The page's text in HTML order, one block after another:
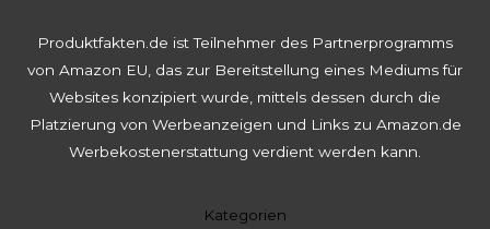
Produktfakten.de ist Teilnehmer des Partnerprogramms
von Amazon EU, das zur Bereitstellung eines Mediums für
Websites konzipiert wurde, mittels dessen durch die
Platzierung von Werbeanzeigen und Links zu Amazon.de
Werbekostenerstattung verdient werden kann.
Kategorien